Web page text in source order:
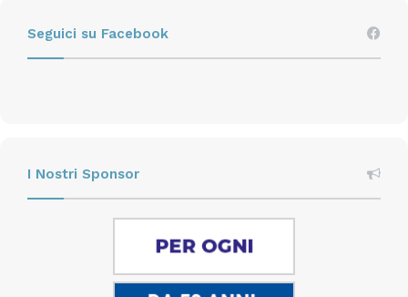
competitività che non si esaurisce nel breve periodo,
Fabio Chiavieri
Seguici su Facebook
I Nostri Sponsor